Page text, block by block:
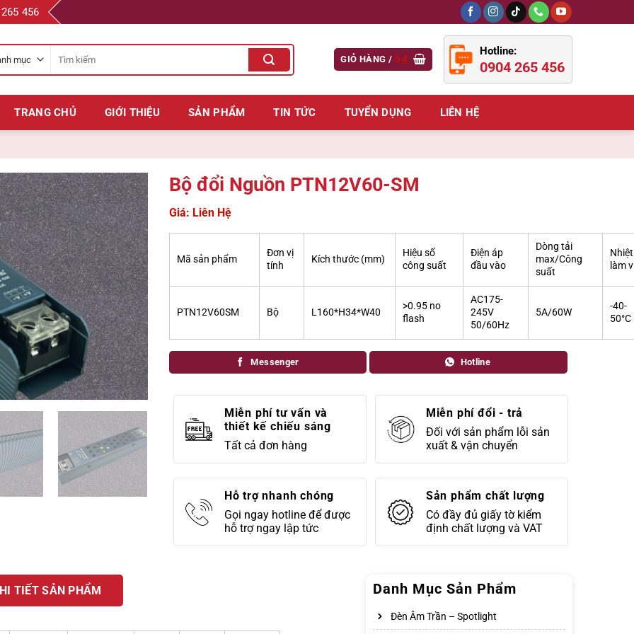
456
kiếm
cho:
GIỎ HÀNG / 0₫
Hotline:
0904 265 456
TRANG CHỦ GIỚI THIỆU SẢN PHẨM TIN TỨC TUYỂN DỤNG LIÊN HỆ
Bộ đổi Nguồn PTN12V60-SM
Giá: Liên Hệ
Mã sản phẩm
Đơn vị
tính
Kích thước (mm)
Hiệu số
công suất
Điện áp
đầu vào
Dòng tải
max/Công
suất
làm
PTN12V60SM Bộ L160*H34*W40
>0.95 no
flash
AC175-
245V
50/60Hz
5A/60W
-40-
50°C
Messenger Hotline
Miễn phí tư vấn và
thiết kế chiếu sáng
Tất cả đơn hàng
Miễn phí đổi - trả
Đối với sản phẩm lỗi sản
xuất & vận chuyển
Hỗ trợ nhanh chóng
Gọi ngay hotline để được
hỗ trợ ngay lập tức
Sản phẩm chất lượng
Có đầy đủ giấy tờ kiểm
định chất lượng và VAT
TIẾT SẢN PHẨM Danh Mục Sản Phẩm
Đèn Âm Trần – Spotlight